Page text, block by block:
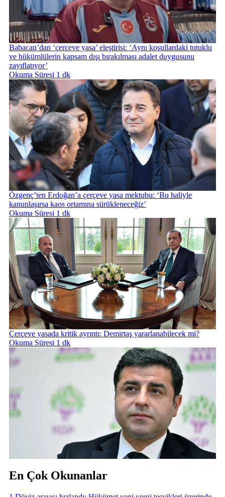
Babacan’dan ‘çerçeve yasa’ eleştirisi: ‘Aynı koşullardaki tutuklu
ve hükümlülerin kapsam dışı bırakılması adalet duygusunu
zayıflatıyor’
Okuma Süresi 1 dk
Özgenç’ten Erdoğan’a çerçeve yasa mektubu: ‘Bu haliyle
kanunlaşırsa kaos ortamına sürükleneceğiz’
Okuma Süresi 1 dk
Çerçeve yasada kritik ayrıntı: Demirtaş yararlanabilecek mi?
Okuma Süresi 1 dk
En Çok Okunanlar